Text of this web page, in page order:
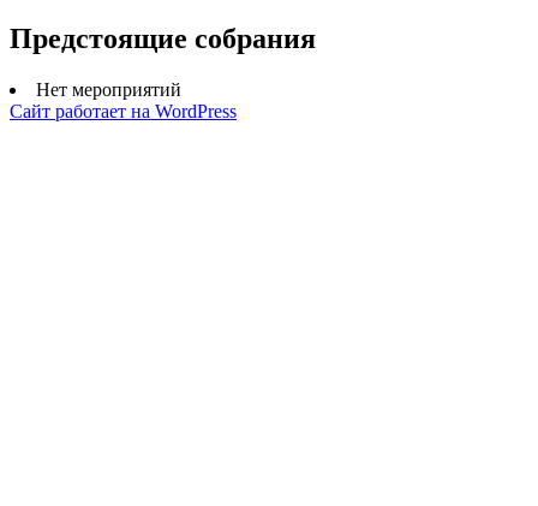
Предстоящие собрания
Нет мероприятий
Сайт работает на WordPress